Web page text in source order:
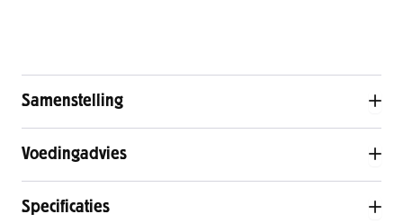
Samenstelling
Voedingadvies
Specificaties